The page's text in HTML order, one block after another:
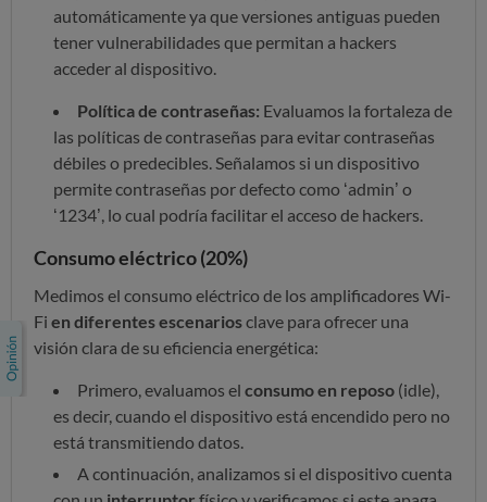
automáticamente ya que versiones antiguas pueden
tener vulnerabilidades que permitan a hackers
acceder al dispositivo.
Política de contraseñas: Evaluamos la fortaleza de
las políticas de contraseñas para evitar contraseñas
débiles o predecibles. Señalamos si un dispositivo
permite contraseñas por defecto como ‘admin’ o
‘1234’, lo cual podría facilitar el acceso de hackers.
Consumo eléctrico (20%)
Medimos el consumo eléctrico de los amplificadores Wi-
Fi en diferentes escenariosclave para ofrecer una
visión clara de su eficiencia energética:
Primero, evaluamos el consumo en reposo (idle),
es decir, cuando el dispositivo está encendido pero no
está transmitiendo datos.
A continuación, analizamos si el dispositivo cuenta